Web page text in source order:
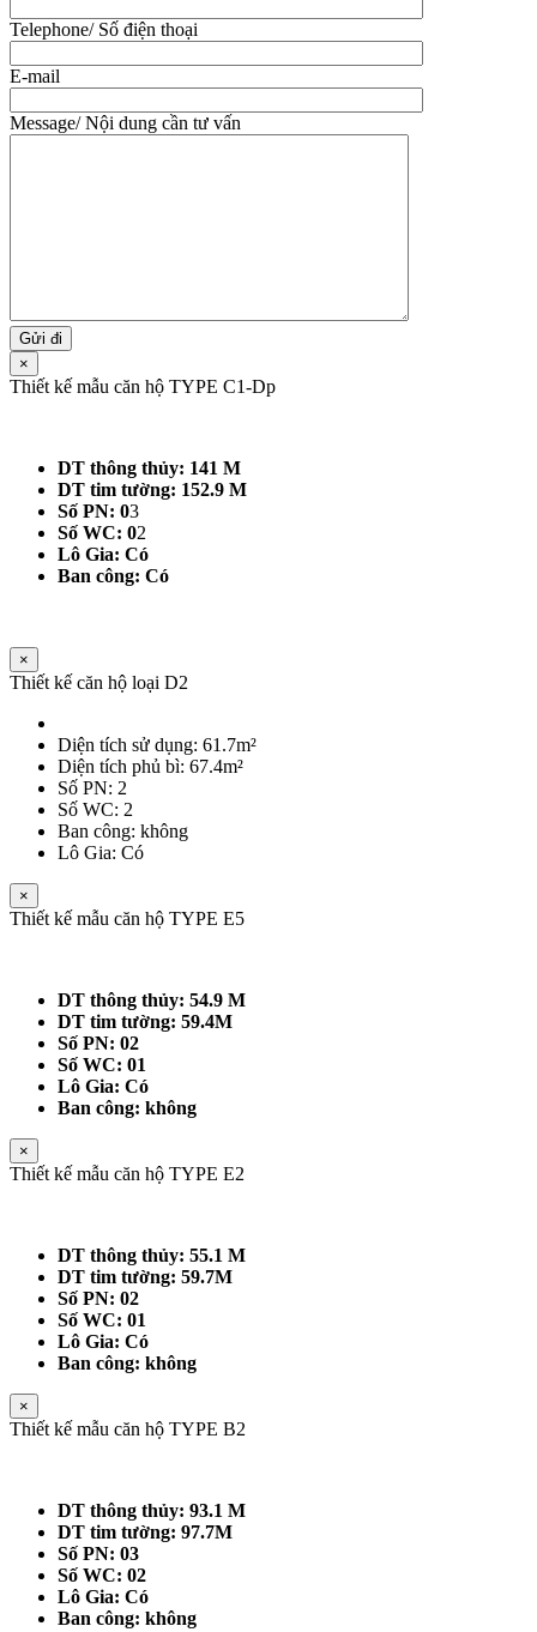
Telephone/ Số điện thoại
E-mail
Message/ Nội dung cần tư vấn
×
Thiết kế mẫu căn hộ TYPE C1-Dp
DT thông thủy: 141 M
DT tim tường: 152.9 M
Số PN: 03
Số WC: 02
Lô Gia: Có
Ban công: Có
×
Thiết kế căn hộ loại D2
Diện tích sử dụng: 61.7m²
Diện tích phủ bì: 67.4m²
Số PN: 2
Số WC: 2
Ban công: không
Lô Gia: Có
×
Thiết kế mẫu căn hộ TYPE E5
DT thông thủy: 54.9 M
DT tim tường: 59.4M
Số PN: 02
Số WC: 01
Lô Gia: Có
Ban công: không
×
Thiết kế mẫu căn hộ TYPE E2
DT thông thủy: 55.1 M
DT tim tường: 59.7M
Số PN: 02
Số WC: 01
Lô Gia: Có
Ban công: không
×
Thiết kế mẫu căn hộ TYPE B2
DT thông thủy: 93.1 M
DT tim tường: 97.7M
Số PN: 03
Số WC: 02
Lô Gia: Có
Ban công: không